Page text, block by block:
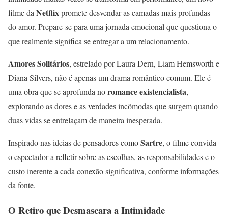
filme daNetflixpromete desvendar as camadas mais profundas
do amor. Prepare-se para uma jornada emocional que questiona o
que realmente significa se entregar a um relacionamento.
Amores Solitários, estrelado por Laura Dern, Liam Hemsworth e
Diana Silvers, não é apenas um drama romântico comum. Ele é
uma obra que se aprofunda noromance existencialista,
explorando as dores e as verdades incômodas que surgem quando
duas vidas se entrelaçam de maneira inesperada.
Inspirado nas ideias de pensadores comoSartre, o filme convida
o espectador a refletir sobre as escolhas, as responsabilidades e o
custo inerente a cada conexão significativa, conforme informações
da fonte.
O Retiro que Desmascara a Intimidade